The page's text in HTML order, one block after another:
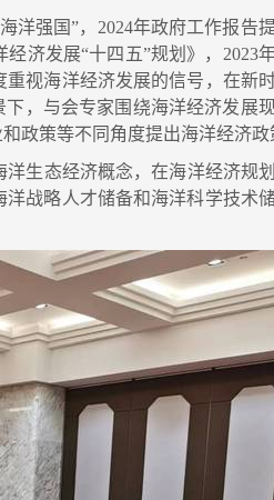
强国”，2024年政府工作报告
济发展“十四五”规划》，2023
视海洋经济发展的信号，在新
，与会专家围绕海洋经济发展
政策等不同角度提出海洋经济政
生态经济概念，在海洋经济规
战略人才储备和海洋科学技术